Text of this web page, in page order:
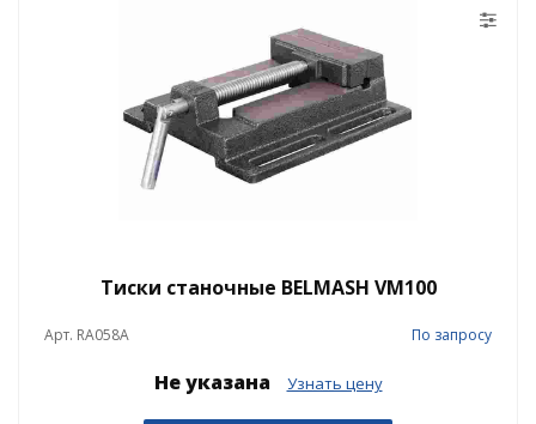
Тиски станочные BELMASH VM100
Арт. RA058A По запросу
Не указана Узнать цену